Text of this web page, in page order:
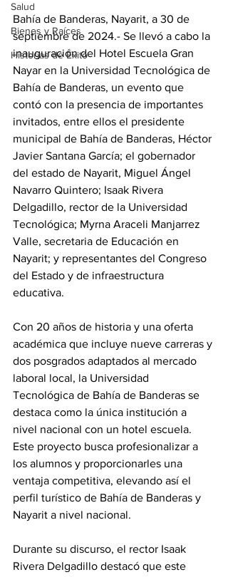
Salud
Bienes y Raíces
Historias de Éxito
Bahía de Banderas, Nayarit, a 30 de
septiembre de 2024.- Se llevó a cabo la
inauguración del Hotel Escuela Gran
Nayar en la Universidad Tecnológica de
Bahía de Banderas, un evento que
contó con la presencia de importantes
invitados, entre ellos el presidente
municipal de Bahía de Banderas, Héctor
Javier Santana García; el gobernador
del estado de Nayarit, Miguel Ángel
Navarro Quintero; Isaak Rivera
Delgadillo, rector de la Universidad
Tecnológica; Myrna Araceli Manjarrez
Valle, secretaria de Educación en
Nayarit; y representantes del Congreso
del Estado y de infraestructura
educativa.
Con 20 años de historia y una oferta
académica que incluye nueve carreras y
dos posgrados adaptados al mercado
laboral local, la Universidad
Tecnológica de Bahía de Banderas se
destaca como la única institución a
nivel nacional con un hotel escuela.
Este proyecto busca profesionalizar a
los alumnos y proporcionarles una
ventaja competitiva, elevando así el
perfil turístico de Bahía de Banderas y
Nayarit a nivel nacional.
Durante su discurso, el rector Isaak
Rivera Delgadillo destacó que este